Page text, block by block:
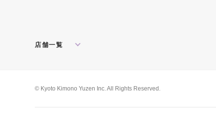
店舗一覧
松戸店
東京本館 新宿店
© Kyoto Kimono Yuzen Inc. All Rights Reserved.